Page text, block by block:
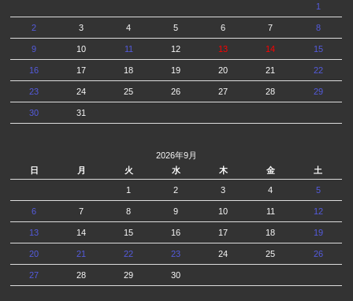
1
2 3 4 5 6 7 8
9 10 11 12 13 14 15
16 17 18 19 20 21 22
23 24 25 26 27 28 29
30 31
2026年9月
日
月 火 水 木 金 土
1 2 3 4 5
6 7 8 9 10 11 12
13 14 15 16 17 18 19
20 21 22 23 24 25 26
27 28 29 30